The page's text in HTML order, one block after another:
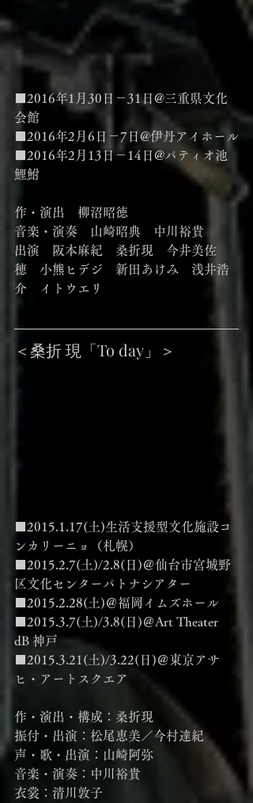
■2016年1月30日－31日@三重県文化
会館
■2016年2月6日－7日@伊丹アイホール
■2016年2月13日－14日@パティオ池
鯉鮒
作・演出　柳沼昭徳
音楽・演奏　山崎昭典　中川裕貴
出演　阪本麻紀　桑折現　今井美佐
穂　小熊ヒデジ　新田あけみ　浅井浩
介　イトウエリ
＜桑折 現「To day」＞
■2015.1.17(土)生活支援型文化施設コ
ンカリーニョ（札幌）
■2015.2.7(土)/2.8(日)＠仙台市宮城野
区文化センターパトナシアター
■2015.2.28(土)＠福岡イムズホール
■2015.3.7(土)/3.8(日)＠Art Theater
dB 神戸
■2015.3.21(土)/3.22(日)＠東京アサ
ヒ・アートスクエア
作・演出・構成：桑折現
振付・出演：松尾恵美／今村達紀
声・歌・出演：山崎阿弥
音楽・演奏：中川裕貴
衣裳：清川敦子